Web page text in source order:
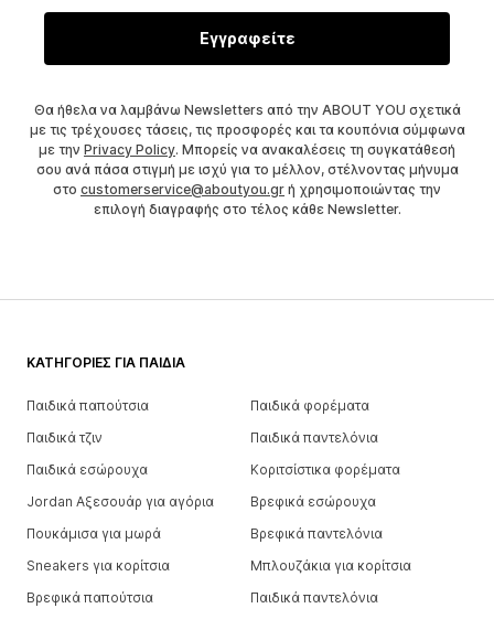
Εγγραφείτε
Θα ήθελα να λαμβάνω Newsletters από την ABOUT YOU σχετικά
με τις τρέχουσες τάσεις, τις προσφορές και τα κουπόνια σύμφωνα
με την Privacy Policy. Μπορείς να ανακαλέσεις τη συγκατάθεσή
σου ανά πάσα στιγμή με ισχύ για το μέλλον, στέλνοντας μήνυμα
στο customerservice@aboutyou.gr ή χρησιμοποιώντας την
επιλογή διαγραφής στο τέλος κάθε Newsletter.
ΚΑΤΗΓΟΡΊΕΣ ΓΙΑ ΠΑΙΔΙΆ
Παιδικά παπούτσια
Παιδικά φορέματα
Παιδικά τζιν
Παιδικά παντελόνια
Παιδικά εσώρουχα
Κοριτσίστικα φορέματα
Jordan Αξεσουάρ για αγόρια
Βρεφικά εσώρουχα
Πουκάμισα για μωρά
Βρεφικά παντελόνια
Sneakers για κορίτσια
Μπλουζάκια για κορίτσια
Βρεφικά παπούτσια
Παιδικά παντελόνια